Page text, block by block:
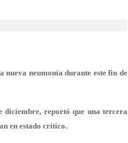
nueva neumonía durante este fin de
diciembre, reportó que una tercera
en estado crítico.